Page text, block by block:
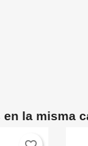
la misma